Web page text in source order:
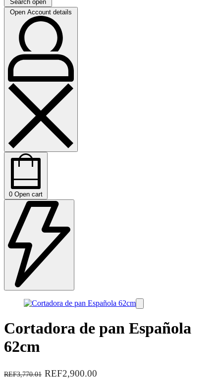
Search open
Open Account details
0 Open cart
Cortadora de pan Española
62cm
REF3,770.01 REF2,900.00